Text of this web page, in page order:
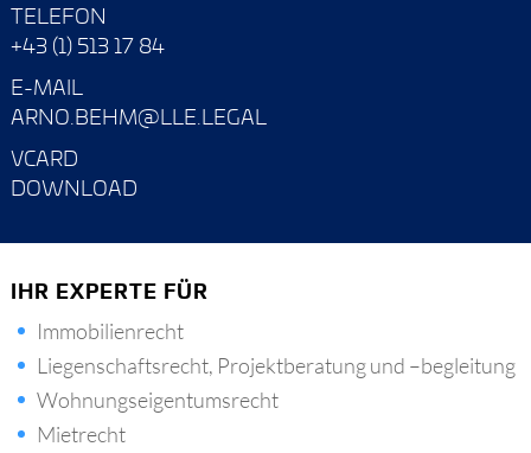
TELEFON
+43 (1) 513 17 84
E-MAIL
ARNO.BEHM@LLE.LEGAL
VCARD
DOWNLOAD
IHR EXPERTE FÜR
Immobilienrecht
Liegenschaftsrecht, Projektberatung und –begleitung
Wohnungseigentumsrecht
Mietrecht